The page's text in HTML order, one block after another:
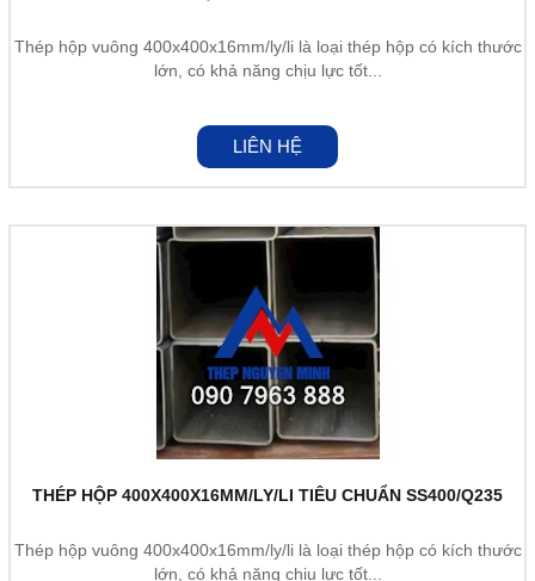
Thép hộp vuông 400x400x16mm/ly/li là loại thép hộp có kích thước
lớn, có khả năng chịu lực tốt...
LIÊN HỆ
THÉP HỘP 400X400X16MM/LY/LI TIÊU CHUẨN SS400/Q235
Thép hộp vuông 400x400x16mm/ly/li là loại thép hộp có kích thước
lớn, có khả năng chịu lực tốt...